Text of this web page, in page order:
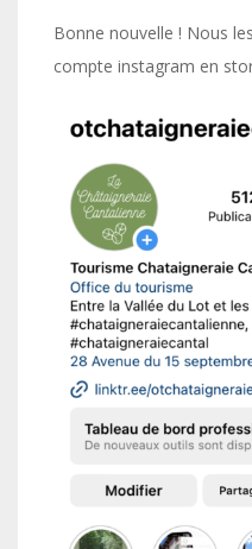
Bonne nouvelle ! Nous
compte instagram en